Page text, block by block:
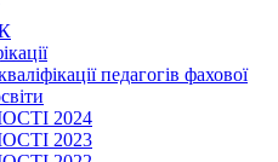
педагогів фахової
2024
2023